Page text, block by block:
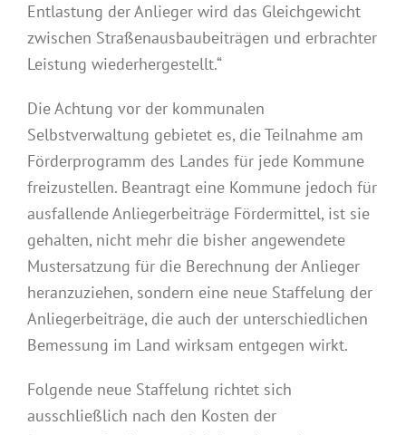
Entlastung der Anlieger wird das Gleichgewicht
zwischen Straßenausbaubeiträgen und erbrachter
Leistung wiederhergestellt.“
Die Achtung vor der kommunalen
Selbstverwaltung gebietet es, die Teilnahme am
Förderprogramm des Landes für jede Kommune
freizustellen. Beantragt eine Kommune jedoch für
ausfallende Anliegerbeiträge Fördermittel, ist sie
gehalten, nicht mehr die bisher angewendete
Mustersatzung für die Berechnung der Anlieger
heranzuziehen, sondern eine neue Staffelung der
Anliegerbeiträge, die auch der unterschiedlichen
Bemessung im Land wirksam entgegen wirkt.
Folgende neue Staffelung richtet sich
ausschließlich nach den Kosten der